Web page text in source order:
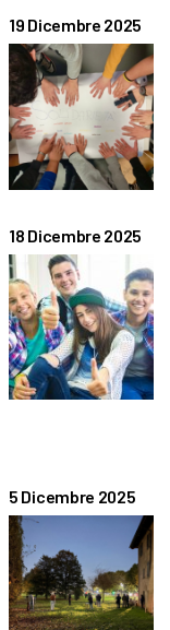
19 Dicembre 2025
18 Dicembre 2025
5 Dicembre 2025